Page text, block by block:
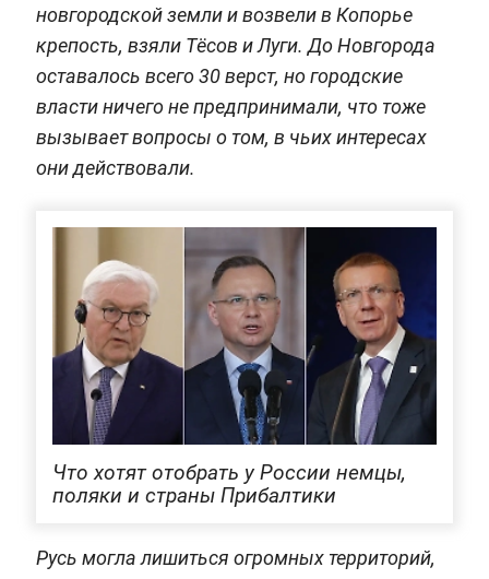
новгородской земли и возвели в Копорье
крепость, взяли Тёсов и Луги. До Новгорода
оставалось всего 30 верст, но городские
власти ничего не предпринимали, что тоже
вызывает вопросы о том, в чьих интересах
они действовали.
Что хотят отобрать у России немцы,
поляки и страны Прибалтики
Русь могла лишиться огромных территорий,